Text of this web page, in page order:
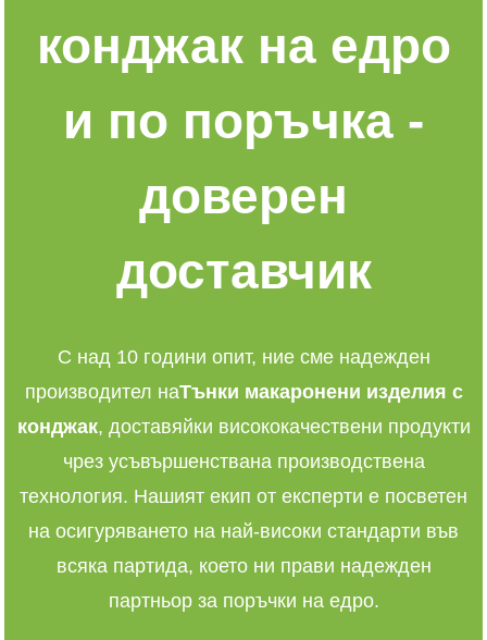
конджак на едро
и по поръчка -
доверен
доставчик
С над 10 години опит, ние сме надежден
производител наТънки макаронени изделия с
конджак, доставяйки висококачествени продукти
чрез усъвършенствана производствена
технология. Нашият екип от експерти е посветен
на осигуряването на най-високи стандарти във
всяка партида, което ни прави надежден
партньор за поръчки на едро.